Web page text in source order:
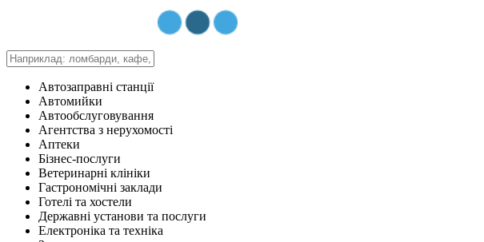
Автозаправні станції
Автомийки
Автообслуговування
Агентства з нерухомості
Аптеки
Бізнес-послуги
Ветеринарні клініки
Гастрономічні заклади
Готелі та хостели
Державні установи та послуги
Електроніка та техніка